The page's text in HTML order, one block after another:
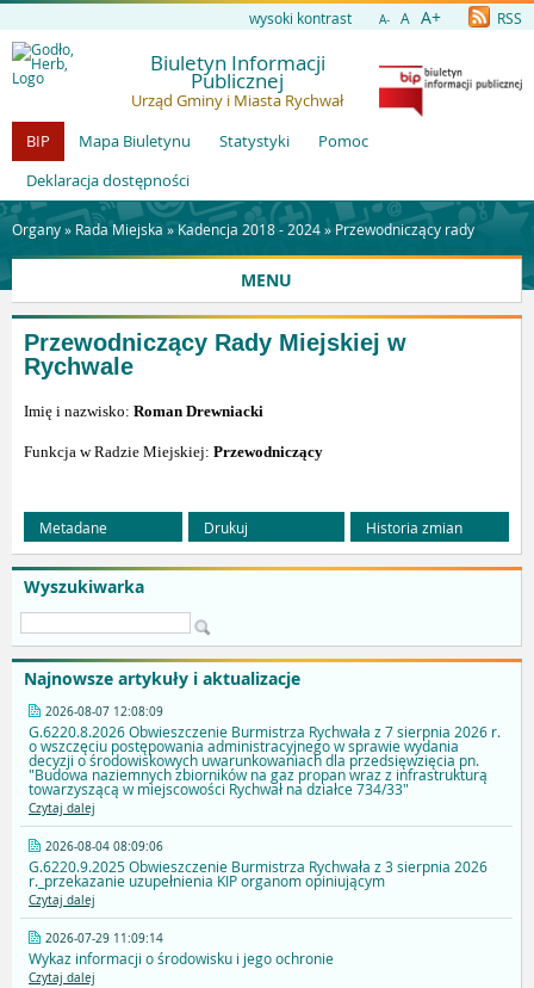
wysoki kontrast A- A A+ RSS
Biuletyn Informacji
Publicznej
Urząd Gminy i Miasta Rychwał
BIP
Mapa Biuletynu Statystyki
Pomoc
Deklaracja dostępności
Organy » Rada Miejska »Kadencja 2018 - 2024» Przewodniczący rady
MENU
Wyszukiwarka
Najnowsze artykuły i aktualizacje
2026-08-07 12:08:09
G.6220.8.2026 Obwieszczenie Burmistrza Rychwała z 7 sierpnia 2026 r.
o wszczęciu postępowania administracyjnego w sprawie wydania
decyzji o środowiskowych uwarunkowaniach dla przedsięwzięcia pn.
"Budowa naziemnych zbiorników na gaz propan wraz z infrastrukturą
towarzyszącą w miejscowości Rychwał na działce 734/33"
Czytaj dalej
2026-08-04 08:09:06
G.6220.9.2025 Obwieszczenie Burmistrza Rychwała z 3 sierpnia 2026
r._przekazanie uzupełnienia KIP organom opiniującym
Czytaj dalej
2026-07-29 11:09:14
Wykaz informacji o środowisku i jego ochronie
Czytaj dalej
Przewodniczący Rady Miejskiej w
Rychwale
Imię i nazwisko: Roman Drewniacki
Funkcja w Radzie Miejskiej: Przewodniczący
Metadane Drukuj Historia zmian